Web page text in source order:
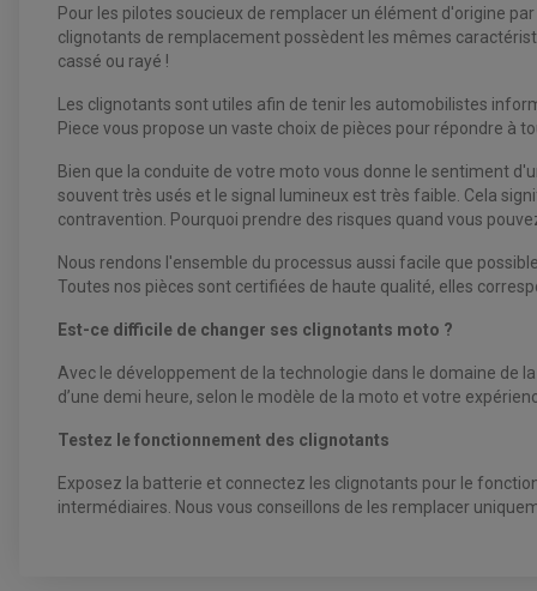
Pour les pilotes soucieux de remplacer un élément d'origine
clignotants de remplacement possèdent les mêmes
cassé ou rayé !
Les clignotants sont utiles afin de tenir les automobilistes
Piece vous propose un vaste choix de pièces pour répondre à
Bien que la conduite de votre moto vous donne le sentiment
souvent très usés et le signal lumineux est très faible. Cela
contravention. Pourquoi prendre des risques quand vous
Nous rendons l'ensemble du processus aussi facile que
Toutes nos pièces sont certifiées de haute qualité, elles
Est-ce difficile de changer ses clignotants moto ?
Avec le développement de la technologie dans le domaine de
d’une demi heure, selon le modèle de la moto et votre
Testez le fonctionnement des clignotants
Exposez la batterie et connectez les clignotants pour le
intermédiaires. Nous vous conseillons de les remplacer